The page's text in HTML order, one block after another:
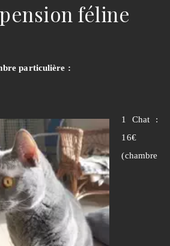
féline
particulière :
1 Chat :
16€
(chambre